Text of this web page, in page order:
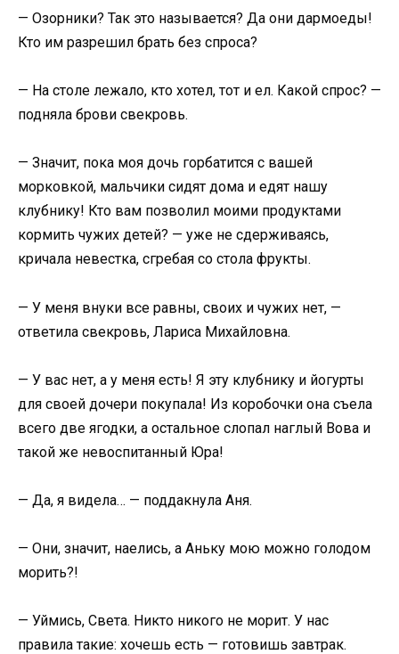
— Озорники? Так это называется? Да они дармоеды!
Кто им разрешил брать без спроса?
— На столе лежало, кто хотел, тот и ел. Какой спрос? —
подняла брови свекровь.
— Значит, пока моя дочь горбатится с вашей
морковкой, мальчики сидят дома и едят нашу
клубнику! Кто вам позволил моими продуктами
кормить чужих детей? — уже не сдерживаясь,
кричала невестка, сгребая со стола фрукты.
— У меня внуки все равны, своих и чужих нет, —
ответила свекровь, Лариса Михайловна.
— У вас нет, а у меня есть! Я эту клубнику и йогурты
для своей дочери покупала! Из коробочки она съела
всего две ягодки, а остальное слопал наглый Вова и
такой же невоспитанный Юра!
— Да, я видела… — поддакнула Аня.
— Они, значит, наелись, а Аньку мою можно голодом
морить?!
— Уймись, Света. Никто никого не морит. У нас
правила такие: хочешь есть — готовишь завтрак.